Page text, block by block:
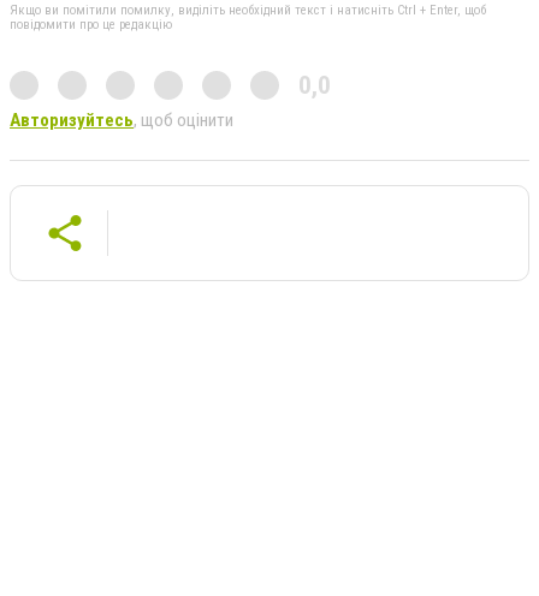
Якщо ви помітили помилку, виділіть необхідний текст і натисніть Ctrl + Enter, щоб
повідомити про це редакцію
0,0
Авторизуйтесь, щоб оцінити